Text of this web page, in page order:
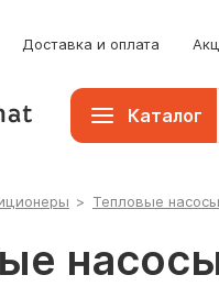
Доставка и оплата
Каталог
> Тепловые насосы